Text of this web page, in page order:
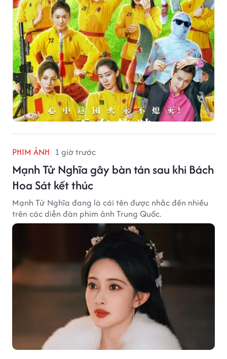
PHIM ẢNH 1 giờ trước
Mạnh Tử Nghĩa gây bàn tán sau khi Bách
Hoa Sát kết thúc
Mạnh Tử Nghĩa đang là cái tên được nhắc đến nhiều
trên các diễn đàn phim ảnh Trung Quốc.